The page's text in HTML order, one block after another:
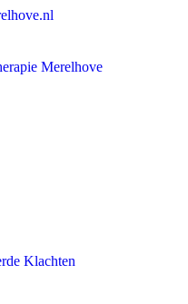
Klachten